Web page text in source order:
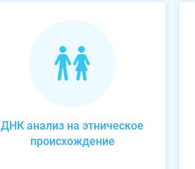
ДНК анализ на этническое
происхождение